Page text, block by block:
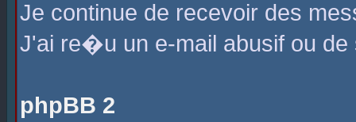
Je continue de recevoir des
J'ai re�u un e-mail abusif ou de
phpBB 2